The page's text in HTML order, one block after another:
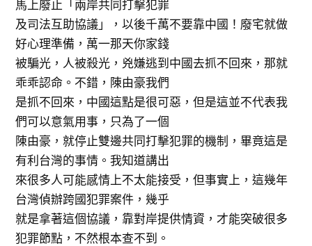
馬上廢止「兩岸共同打擊犯罪
及司法互助協議」，以後千萬不要靠中國！廢宅就做
好心理準備，萬一那天你家錢
被騙光，人被殺光，兇嫌逃到中國去抓不回來，那就
乖乖認命。不錯，陳由豪我們
是抓不回來，中國這點是很可惡，但是這並不代表我
們可以意氣用事，只為了一個
陳由豪，就停止雙邊共同打擊犯罪的機制，畢竟這是
有利台灣的事情。我知道講出
來很多人可能感情上不太能接受，但事實上，這幾年
台灣偵辦跨國犯罪案件，幾乎
就是拿著這個協議，靠對岸提供情資，才能突破很多
犯罪節點，不然根本查不到。